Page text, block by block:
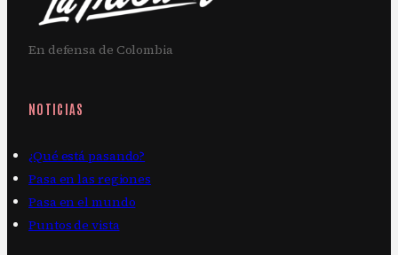
En defensa de Colombia
NOTICIAS
¿Qué está pasando?
Pasa en las regiones
Pasa en el mundo
Puntos de vista